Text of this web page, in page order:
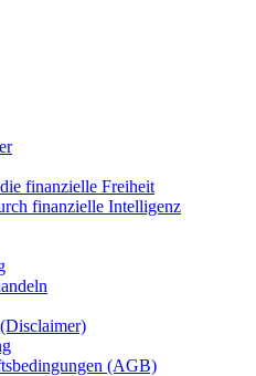
finanzielle Freiheit
finanzielle Intelligenz
(AGB)